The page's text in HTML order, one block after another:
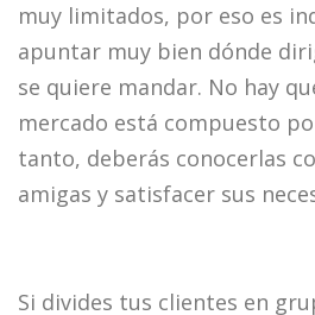
muy limitados, por eso es
apuntar muy bien dónde
se quiere mandar. No hay
mercado está compuesto
tanto, deberás conocerlas
amigas y satisfacer sus
Si divides tus clientes en